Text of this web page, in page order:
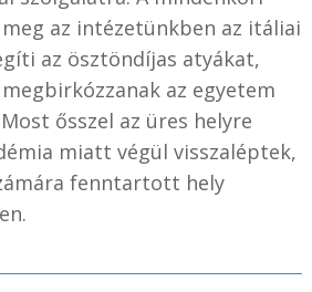
az intézetünkben az itáliai
az ösztöndíjas atyákat,
az egyetem
ősszel az üres helyre
miatt végül visszaléptek,
fenntartott hely